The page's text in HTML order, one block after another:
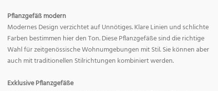
Pflanzgefäß modern
Modernes Design verzichtet auf Unnötiges. Klare Linien und schlichte
Farben bestimmen hier den Ton. Diese Pflanzgefäße sind die richtige
Wahl für zeitgenössische Wohnumgebungen mit Stil. Sie können aber
auch mit traditionellen Stilrichtungen kombiniert werden.
Exklusive Pflanzgefäße